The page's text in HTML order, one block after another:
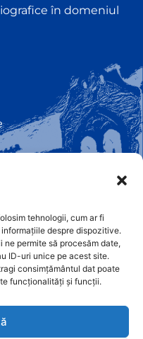
tehnologii, cum ar fi
despre dispozitive.
permite să procesăm date,
ID-uri unice pe acest site.
consimțământul dat poate
funcționalități și funcții.
în domeniul